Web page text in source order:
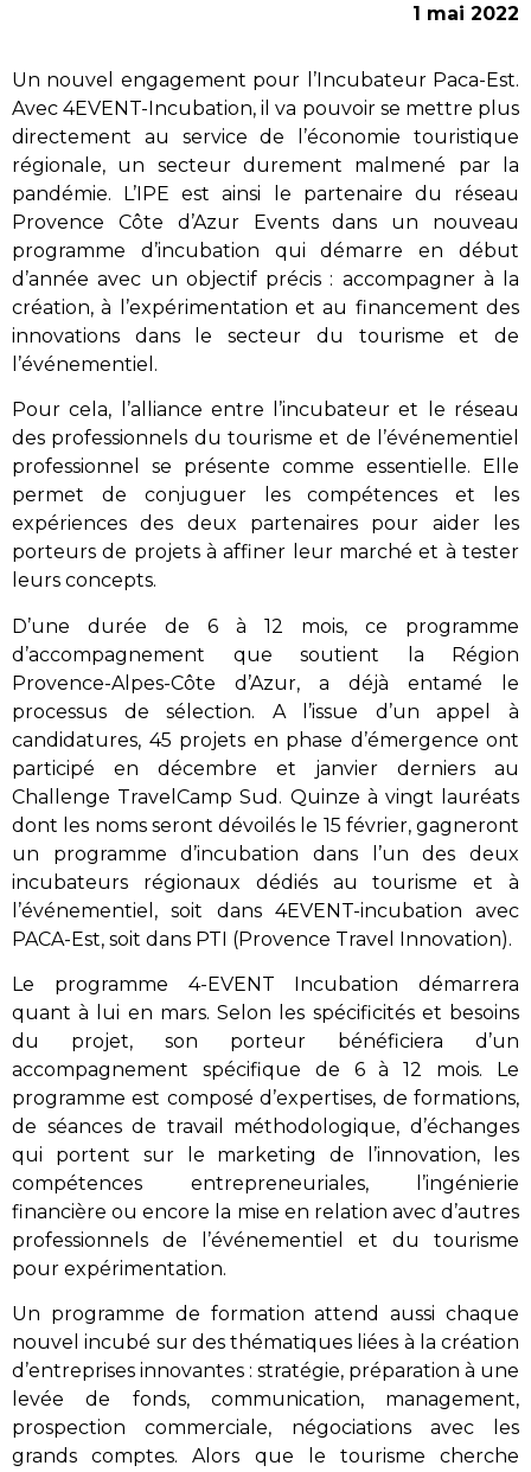
1 mai 2022
Un nouvel engagement pour l’Incubateur Paca-Est.
Avec 4EVENT-Incubation, il va pouvoir se mettre plus
directement au service de l’économie touristique
régionale, un secteur durement malmené par la
pandémie. L’IPE est ainsi le partenaire du réseau
Provence Côte d’Azur Events dans un nouveau
programme d’incubation qui démarre en début
d’année avec un objectif précis : accompagner à la
création, à l’expérimentation et au financement des
innovations dans le secteur du tourisme et de
l’événementiel.
Pour cela, l’alliance entre l’incubateur et le réseau
des professionnels du tourisme et de l’événementiel
professionnel se présente comme essentielle. Elle
permet de conjuguer les compétences et les
expériences des deux partenaires pour aider les
porteurs de projets à affiner leur marché et à tester
leurs concepts.
D’une durée de 6 à 12 mois, ce programme
d’accompagnement que soutient la Région
Provence-Alpes-Côte d’Azur, a déjà entamé le
processus de sélection. A l’issue d’un appel à
candidatures, 45 projets en phase d’émergence ont
participé en décembre et janvier derniers au
Challenge TravelCamp Sud. Quinze à vingt lauréats
dont les noms seront dévoilés le 15 février, gagneront
un programme d’incubation dans l’un des deux
incubateurs régionaux dédiés au tourisme et à
l’événementiel, soit dans 4EVENT-incubation avec
PACA-Est, soit dans PTI (Provence Travel Innovation).
Le programme 4-EVENT Incubation démarrera
quant à lui en mars. Selon les spécificités et besoins
du projet, son porteur bénéficiera d’un
accompagnement spécifique de 6 à 12 mois. Le
programme est composé d’expertises, de formations,
de séances de travail méthodologique, d’échanges
qui portent sur le marketing de l’innovation, les
compétences entrepreneuriales, l’ingénierie
financière ou encore la mise en relation avec d’autres
professionnels de l’événementiel et du tourisme
pour expérimentation.
Un programme de formation attend aussi chaque
nouvel incubé sur des thématiques liées à la création
d’entreprises innovantes : stratégie, préparation à une
levée de fonds, communication, management,
prospection commerciale, négociations avec les
grands comptes. Alors que le tourisme cherche